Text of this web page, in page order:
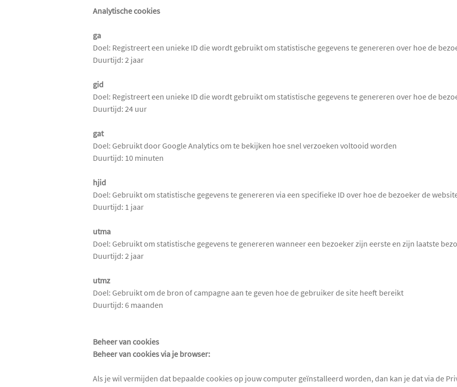
Analytische cookies
ga
Doel: Registreert een unieke ID die wordt gebruikt om statistische gegevens te genereren over hoe de
Duurtijd: 2 jaar
gid
Doel: Registreert een unieke ID die wordt gebruikt om statistische gegevens te genereren over hoe de
Duurtijd: 24 uur
gat
Doel: Gebruikt door Google Analytics om te bekijken hoe snel verzoeken voltooid worden
Duurtijd: 10 minuten
hjid
Doel: Gebruikt om statistische gegevens te genereren via een specifieke ID over hoe de bezoeker de
Duurtijd: 1 jaar
utma
Doel: Gebruikt om statistische gegevens te genereren wanneer een bezoeker zijn eerste en zijn laatste
Duurtijd: 2 jaar
utmz
Doel: Gebruikt om de bron of campagne aan te geven hoe de gebruiker de site heeft bereikt
Duurtijd: 6 maanden
Beheer van cookies
Beheer van cookies via je browser:
Als je wil vermijden dat bepaalde cookies op jouw computer geïnstalleerd worden, dan kan je dat via de